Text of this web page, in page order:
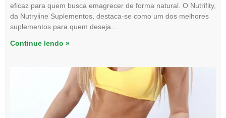
eficaz para quem busca emagrecer de forma natural. O Nutrifity,
da Nutryline Suplementos, destaca-se como um dos melhores
suplementos para quem deseja
Continue lendo »